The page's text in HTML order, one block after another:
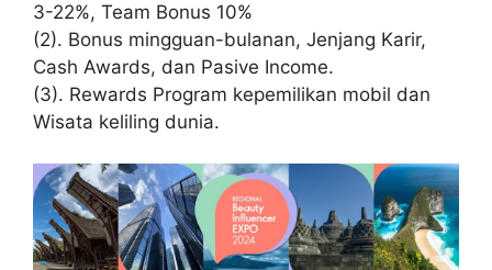
3-22%, Team Bonus 10%
(2). Bonus mingguan-bulanan, Jenjang Karir,
Cash Awards, dan Pasive Income.
(3). Rewards Program kepemilikan mobil dan
Wisata keliling dunia.